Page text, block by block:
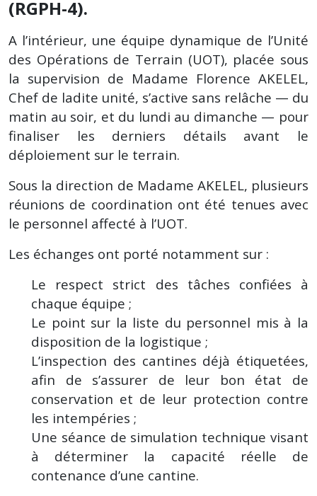
(RGPH-4).
A l’intérieur, une équipe dynamique de l’Unité
des Opérations de Terrain (UOT), placée sous
la supervision de Madame Florence AKELEL,
Chef de ladite unité, s’active sans relâche — du
matin au soir, et du lundi au dimanche — pour
finaliser les derniers détails avant le
déploiement sur le terrain.
Sous la direction de Madame AKELEL, plusieurs
réunions de coordination ont été tenues avec
le personnel affecté à l’UOT.
Les échanges ont porté notamment sur :
Le respect strict des tâches confiées à
chaque équipe ;
Le point sur la liste du personnel mis à la
disposition de la logistique ;
L’inspection des cantines déjà étiquetées,
afin de s’assurer de leur bon état de
conservation et de leur protection contre
les intempéries ;
Une séance de simulation technique visant
à déterminer la capacité réelle de
contenance d’une cantine.